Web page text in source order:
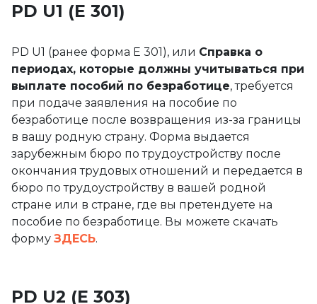
PD U1 (Е 301)
PD U1 (ранее форма E 301), или Справка о
периодах, которые должны учитываться при
выплате пособий по безработице, требуется
при подаче заявления на пособие по
безработице после возвращения из-за границы
в вашу родную страну. Форма выдается
зарубежным бюро по трудоустройству после
окончания трудовых отношений и передается в
бюро по трудоустройству в вашей родной
стране или в стране, где вы претендуете на
пособие по безработице. Вы можете скачать
форму ЗДЕСЬ.
PD U2 (Е 303)